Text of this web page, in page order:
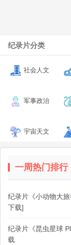
纪录片分类
社会人文
军事政治
宇宙天文
一周热门排行
纪录片《小动物大
下载]
纪录片《昆虫星球
载